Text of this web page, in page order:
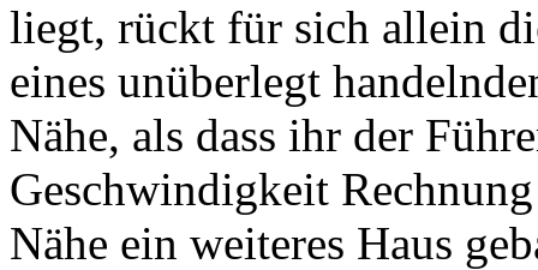
liegt, rückt für sich allein
eines unüberlegt
Nähe, als dass ihr der
Geschwindigkeit
Nähe ein weiteres Haus